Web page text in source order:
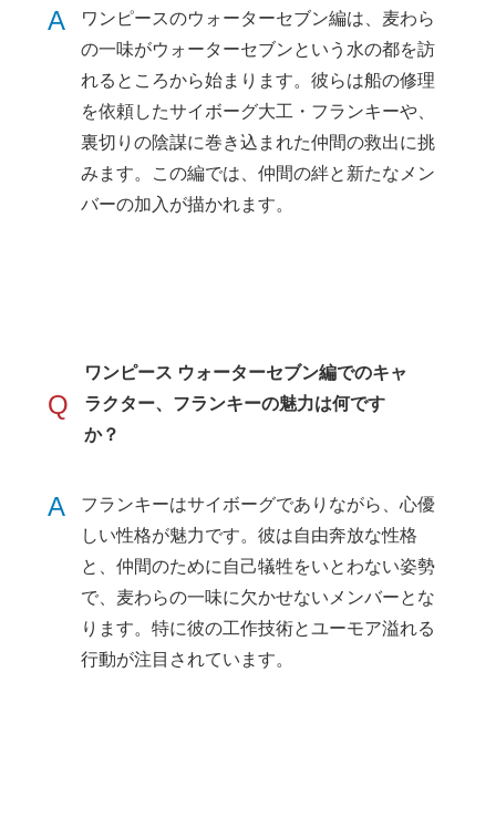
A
ワンピースのウォーターセブン編は、麦わら
の一味がウォーターセブンという水の都を訪
れるところから始まります。彼らは船の修理
を依頼したサイボーグ大工・フランキーや、
裏切りの陰謀に巻き込まれた仲間の救出に挑
みます。この編では、仲間の絆と新たなメン
バーの加入が描かれます。
Q
ワンピース ウォーターセブン編でのキャ
ラクター、フランキーの魅力は何です
か？
A
フランキーはサイボーグでありながら、心優
しい性格が魅力です。彼は自由奔放な性格
と、仲間のために自己犠牲をいとわない姿勢
で、麦わらの一味に欠かせないメンバーとな
ります。特に彼の工作技術とユーモア溢れる
行動が注目されています。